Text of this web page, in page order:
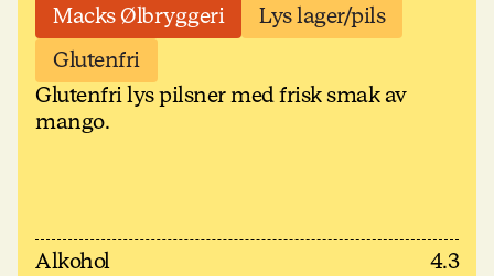
Macks Ølbryggeri
Lys lager/pils
Glutenfri
Glutenfri lys pilsner med frisk smak av
mango.
Alkohol
4.3